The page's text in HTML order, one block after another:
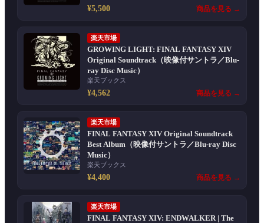
¥5,500 商品を見る →
楽天市場
GROWING LIGHT: FINAL FANTASY XIV
Original Soundtrack（映像付サントラ／Blu-
ray Disc Music）
楽天ブックス
¥4,562 商品を見る →
楽天市場
FINAL FANTASY XIV Original Soundtrack
Best Album（映像付サントラ／Blu-ray Disc
Music）
楽天ブックス
¥4,400 商品を見る →
楽天市場
FINAL FANTASY XIV: ENDWALKER | The